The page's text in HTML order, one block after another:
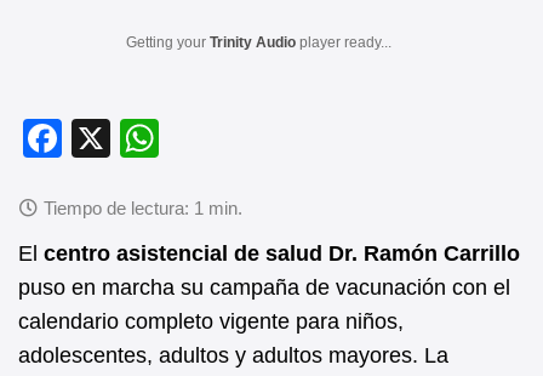
Getting your Trinity Audio player ready...
F
c
e
b
o
X
at
s
A
p
El centro asistencial de salud Dr. Ramón Carrillo
puso en marcha su campaña de vacunación con el
calendario completo vigente para niños,
adolescentes, adultos y adultos mayores. La